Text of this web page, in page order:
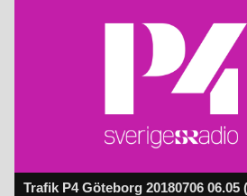
Trafik P4 Göteborg 20180706 06.05